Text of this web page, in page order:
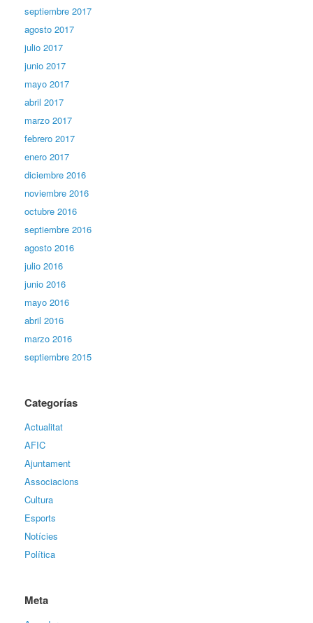
septiembre 2017
agosto 2017
julio 2017
junio 2017
mayo 2017
abril 2017
marzo 2017
febrero 2017
enero 2017
diciembre 2016
noviembre 2016
octubre 2016
septiembre 2016
agosto 2016
julio 2016
junio 2016
mayo 2016
abril 2016
marzo 2016
septiembre 2015
Categorías
Actualitat
AFIC
Ajuntament
Associacions
Cultura
Esports
Notícies
Política
Meta